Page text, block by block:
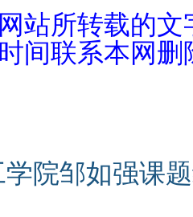
站所转载的
间联系本网删
院邹如强课